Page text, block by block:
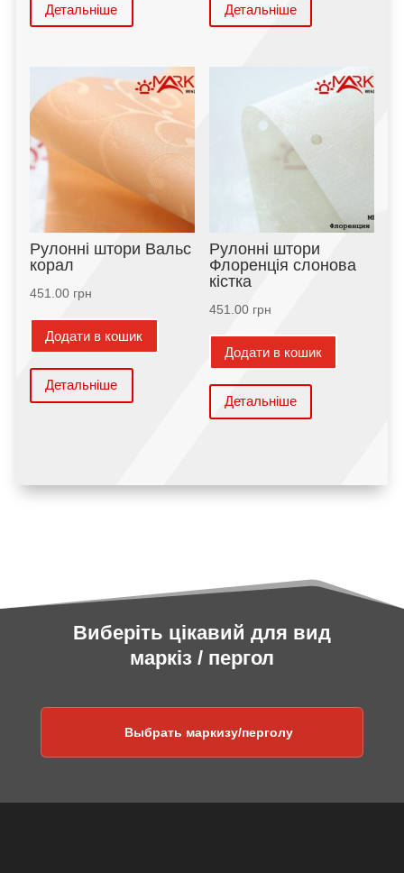
Детальніше Детальніше
Рулонні штори Вальс
корал
451.00грн
Додати в кошик
Детальніше
Рулонні штори
Флоренція слонова
кістка
451.00грн
Додати в кошик
Детальніше
Виберіть цікавий для вид
маркіз / пергол
Выбрать маркизу/перголу